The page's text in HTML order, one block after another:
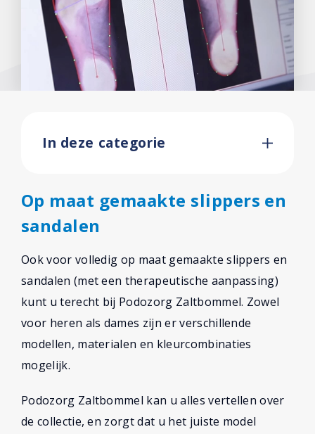
Contact
In deze categorie
Op maat gemaakte slippers en
sandalen
Ook voor volledig op maat gemaakte slippers en
sandalen (met een therapeutische aanpassing)
kunt u terecht bij Podozorg Zaltbommel. Zowel
voor heren als dames zijn er verschillende
modellen, materialen en kleurcombinaties
mogelijk.
Podozorg Zaltbommel kan u alles vertellen over
de collectie, en zorgt dat u het juiste model